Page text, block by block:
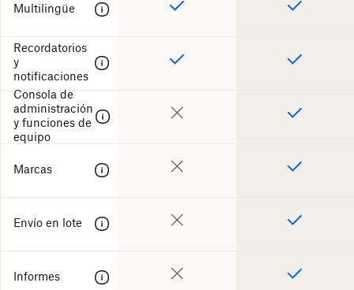
Multilingüe
Recordatorios
y
notificaciones
Consola de
administración
y funciones de
equipo
Marcas
Envío en lote
Informes